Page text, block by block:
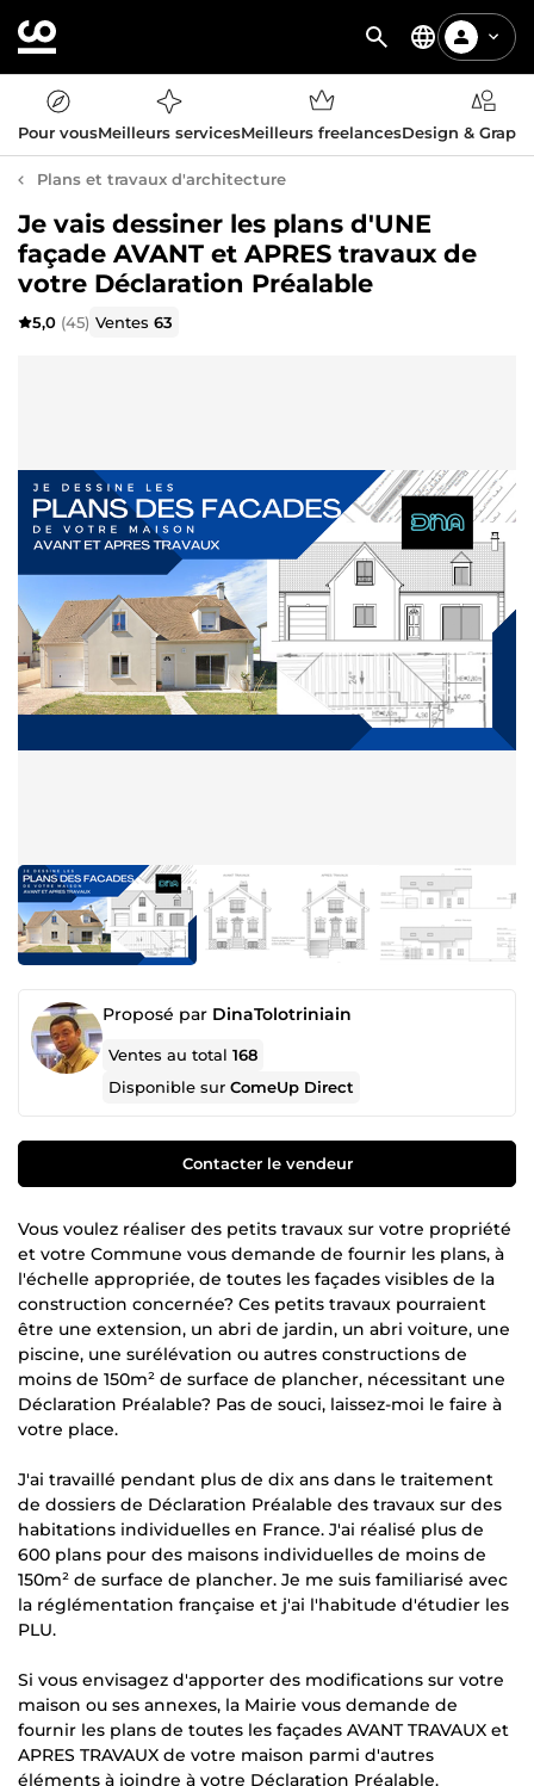
Pour vousMeilleurs servicesMeilleurs freelancesDesign &
Plans et travaux d'architecture
Je vais dessiner les plans d'UNE
façade AVANT et APRES travaux de
votre Déclaration Préalable
5,0 (45) Ventes63
Proposé par DinaTolotriniain
Ventes au total168
Disponible surComeUp Direct
Contacter le vendeur
Vous voulez réaliser des petits travaux sur votre propriété
et votre Commune vous demande de fournir les plans, à
l'échelle appropriée, de toutes les façades visibles de la
construction concernée? Ces petits travaux pourraient
être une extension, un abri de jardin, un abri voiture, une
piscine, une surélévation ou autres constructions de
moins de 150m² de surface de plancher, nécessitant une
Déclaration Préalable? Pas de souci, laissez-moi le faire à
votre place.
J'ai travaillé pendant plus de dix ans dans le traitement
de dossiers de Déclaration Préalable des travaux sur des
habitations individuelles en France. J'ai réalisé plus de
600 plans pour des maisons individuelles de moins de
150m² de surface de plancher. Je me suis familiarisé avec
la réglémentation française et j'ai l'habitude d'étudier les
PLU.
Si vous envisagez d'apporter des modifications sur votre
maison ou ses annexes, la Mairie vous demande de
fournir les plans de toutes les façades AVANT TRAVAUX et
APRES TRAVAUX de votre maison parmi d'autres
éléments à joindre à votre Déclaration Préalable.